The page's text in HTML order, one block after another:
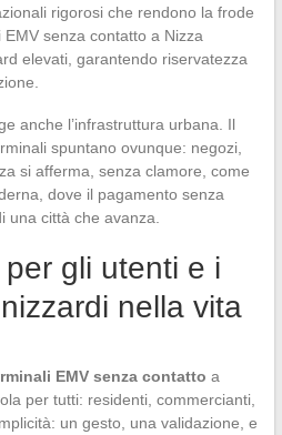
rigorosi che rendono la frode
senza contatto a Nizza
elevati, garantendo riservatezza
anche l’infrastruttura urbana. Il
spuntano ovunque: negozi,
si afferma, senza clamore, come
dove il pagamento senza
una città che avanza.
gli utenti e i
nella vita
EMV senza contatto a
per tutti: residenti, commercianti,
un gesto, una validazione, e